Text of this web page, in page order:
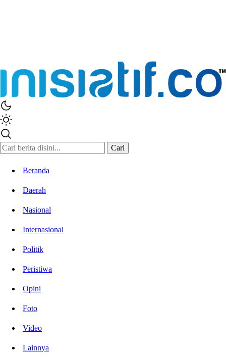
Inisiatif.co
Stay Connected Stay Informed
Cari
Beranda
Daerah
Nasional
Internasional
Politik
Peristiwa
Opini
Foto
Video
Lainnya